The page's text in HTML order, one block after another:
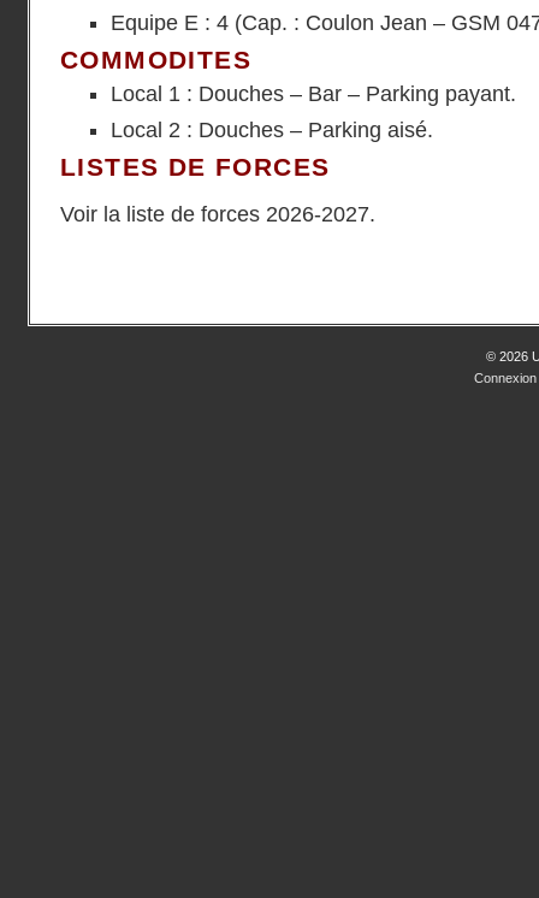
Equipe E : 4 (Cap. : Coulon Jean – GSM
COMMODITES
Local 1 : Douches – Bar – Parking payant.
Local 2 : Douches – Parking aisé.
LISTES DE FORCES
Voir la liste de forces 2026-2027.
© 2026
Connexion